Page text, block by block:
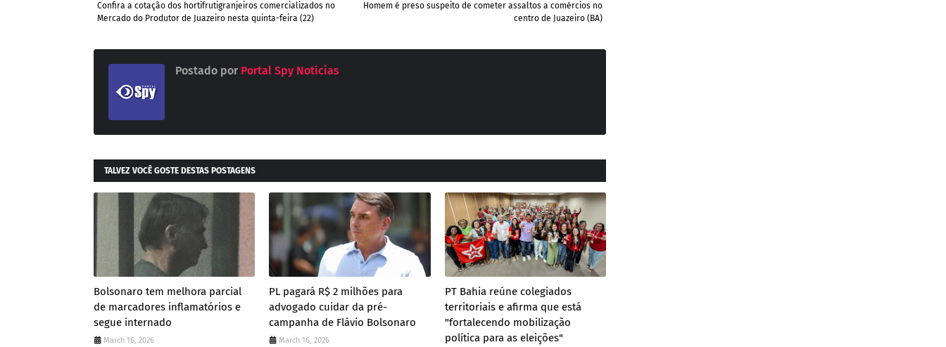
Homem é preso suspeito de cometer assaltos a comércios no
centro de Juazeiro (BA)
Confira a cotação dos hortifrutigranjeiros comercializados no
Mercado do Produtor de Juazeiro nesta quinta-feira (22)
Postado por Portal Spy Notícias
TALVEZ VOCÊ GOSTE DESTAS POSTAGENS
Bolsonaro tem melhora parcial
de marcadores inflamatórios e
segue internado
March 16, 2026
PL pagará R$ 2 milhões para
advogado cuidar da pré-
campanha de Flávio Bolsonaro
March 16, 2026
PT Bahia reúne colegiados
territoriais e afirma que está
"fortalecendo mobilização
política para as eleições"